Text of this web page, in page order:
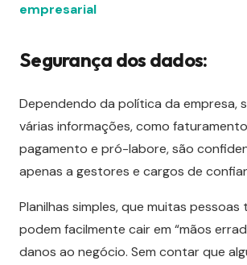
empresarial
Segurança dos dados:
Dependendo da política da empresa,
várias informações, como
pagamento e pró-labore, são
apenas a gestores e cargos de
Planilhas simples, que muitas pessoas
podem facilmente cair em “mãos
danos ao negócio. Sem contar que